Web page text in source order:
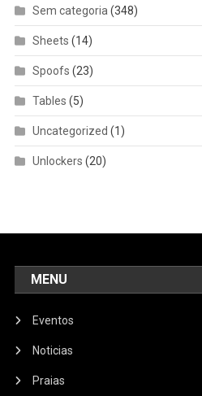
Sem categoria (348)
Sheets (14)
Spoofs (23)
Tables (5)
Uncategorized (1)
Unlockers (20)
MENU
Eventos
Noticias
Praias